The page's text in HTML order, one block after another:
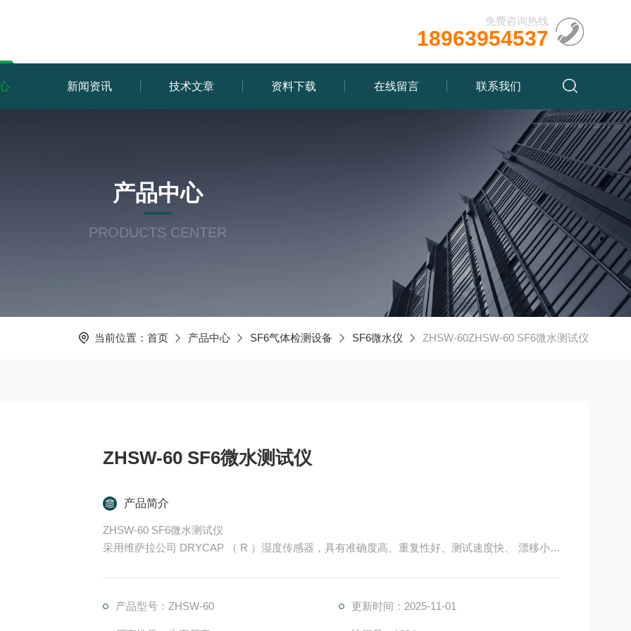
免费咨询热线
18963954537
新闻资讯 技术文章 资料下载 在线留言 联系我们
产品中心
PRODUCTS CENTER
当前位置： 首页 产品中心 SF6气体检测设备 SF6微水仪 ZHSW-60ZHSW-60 SF6微水测试仪
ZHSW-60 SF6微水测试仪
产品简介
ZHSW-60 SF6微水测试仪
采用维萨拉公司 DRYCAP （ R ）湿度传感器，具有准确度高、重复性好、测试速度快、 漂移小等
测量。
产品型号：ZHSW-60 更新时间：2025-11-01